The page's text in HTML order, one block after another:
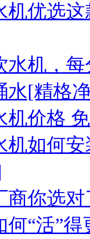
机优选
水机，
水[精格
机价格
机如何
商你选
“活”得